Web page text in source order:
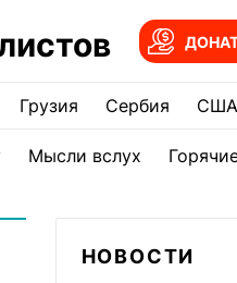
Грузия Сербия США
Мысли вслух
НОВОСТИ